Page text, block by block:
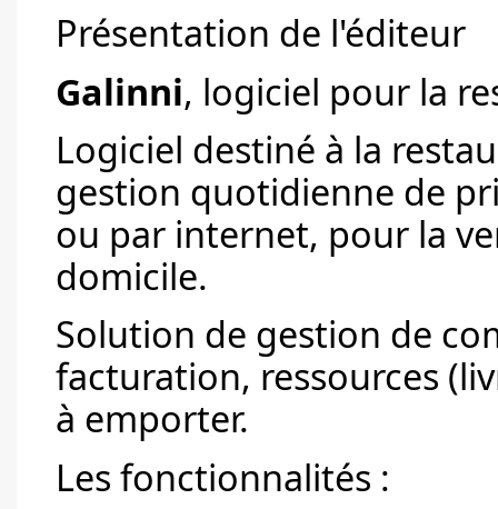
Présentation de l'éditeur
Galinni, logiciel pour la
Logiciel destiné à la
gestion quotidienne de
ou par internet, pour la
domicile.
Solution de gestion de
facturation, ressources
à emporter.
Les fonctionnalités :